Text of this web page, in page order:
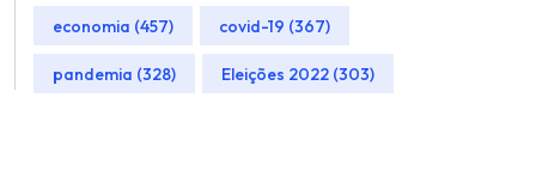
economia (457) covid-19 (367)
pandemia (328) Eleições 2022 (303)